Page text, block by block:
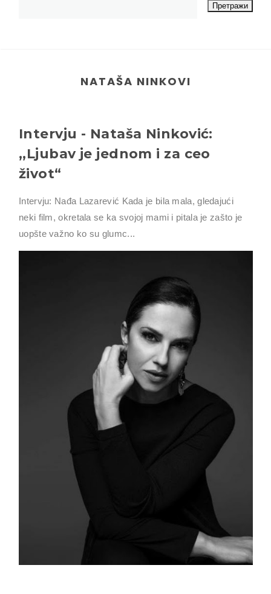
NATAŠA NINKOVI
Intervju - Nataša Ninković:
,,Ljubav je jednom i za ceo
život“
Intervju: Nađa Lazarević Kada je bila mala, gledajući
neki film, okretala se ka svojoj mami i pitala je zašto je
uopšte važno ko su glumc...